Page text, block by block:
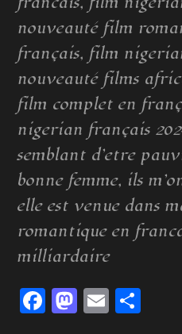
nouveauté film
français, film
nouveauté films
film complet en
nigerian français
semblant d’etre
bonne femme, ils
elle est venue dans
romantique en
milliardaire
Facebook
Email